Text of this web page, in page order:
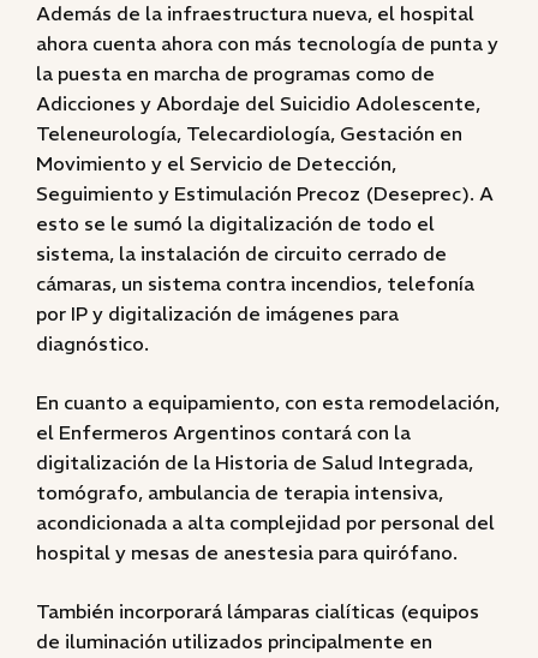
Además de la infraestructura nueva, el hospital
ahora cuenta ahora con más tecnología de punta y
la puesta en marcha de programas como de
Adicciones y Abordaje del Suicidio Adolescente,
Teleneurología, Telecardiología, Gestación en
Movimiento y el Servicio de Detección,
Seguimiento y Estimulación Precoz (Deseprec). A
esto se le sumó la digitalización de todo el
sistema, la instalación de circuito cerrado de
cámaras, un sistema contra incendios, telefonía
por IP y digitalización de imágenes para
diagnóstico.
En cuanto a equipamiento, con esta remodelación,
el Enfermeros Argentinos contará con la
digitalización de la Historia de Salud Integrada,
tomógrafo, ambulancia de terapia intensiva,
acondicionada a alta complejidad por personal del
hospital y mesas de anestesia para quirófano.
También incorporará lámparas cialíticas (equipos
de iluminación utilizados principalmente en